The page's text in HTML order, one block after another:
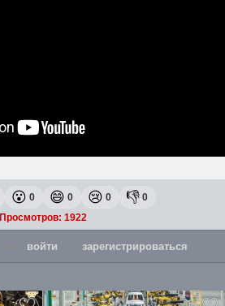
😮 0 😄 0 😢 0 👎 0
Просмотров: 1922
войти зарегистрироваться